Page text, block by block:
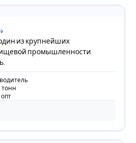
из крупнейших
промышленности
тонн